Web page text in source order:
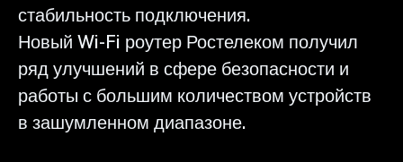
стабильность подключения.
Новый Wi-Fi роутер Ростелеком получил
ряд улучшений в сфере безопасности и
работы с большим количеством устройств
в зашумленном диапазоне.